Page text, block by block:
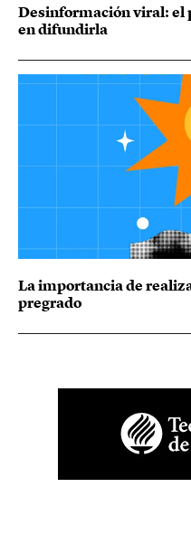
Desinformación viral: el
en difundirla
La importancia de
pregrado